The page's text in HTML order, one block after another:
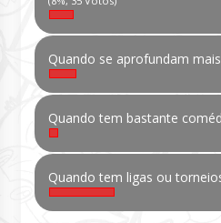
Quando se aprofundam
Quando tem bastante
Quando tem ligas ou